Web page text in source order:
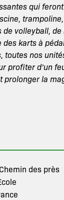
qui
de volleyball,
karts à
toutes nos
profiter d’un
prolonger la
des près